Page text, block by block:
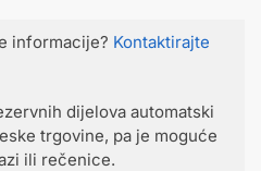
informacije? Kontaktirajte
dijelova automatski
trgovine, pa je moguće
ili rečenice.